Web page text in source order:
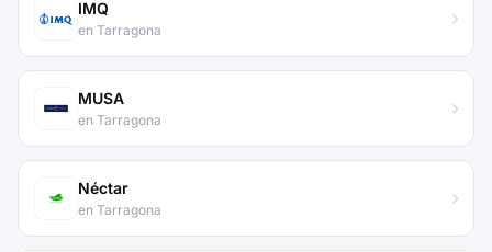
IMQ
en Tarragona
MUSA
en Tarragona
Néctar
en Tarragona